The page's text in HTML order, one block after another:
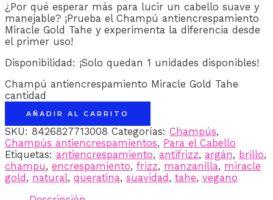
¿Por qué esperar más para lucir un cabello suave y
manejable? ¡Prueba el Champú antiencrespamiento
Miracle Gold Tahe y experimenta la diferencia desde
el primer uso!
Disponibilidad: ¡Solo quedan 1 unidades disponibles!
Champú antiencrespamiento Miracle Gold Tahe
cantidad
AÑADIR AL CARRITO
SKU: 8426827713008 Categorías: Champús,
Champús antiencrespamientos, Para el Cabello
Etiquetas: antiencrespamiento, antifrizz, argán, brillo,
champu, encrespamiento, frizz, manzanilla, miracle
gold , natural, queratina, suavidad , tahe, vegano